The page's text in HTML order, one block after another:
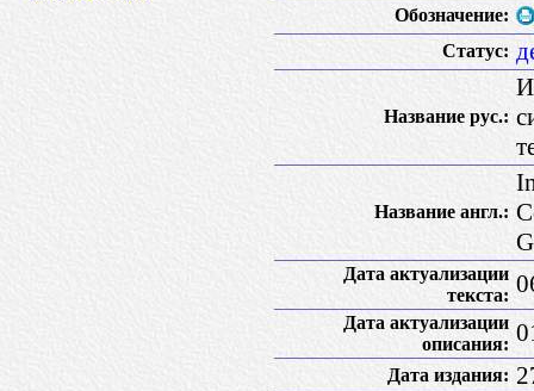
Обозначение:
Статус:
Название рус.:
Название англ.:
Дата актуализации
текста:
Дата актуализации
описания:
Дата издания: